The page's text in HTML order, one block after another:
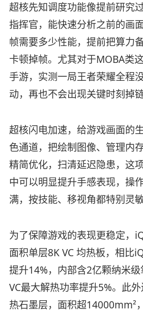
超核先知调度功能像提前研究
指挥官，能快速分析之前的画
帧需要多少性能，提前把算力
卡顿掉帧。尤其对于MOBA类
手游，实测一局王者荣耀全程
动，再也不会出现关键时刻掉
超核闪电加速，给游戏画面的
色通道，把绘制图像、管理内
精简优化，扫清延迟隐患，这
中可以明显提升手感表现，操
满，按技能、移视角都特别灵敏
为了保障游戏的表现更稳定，
面积单层8K VC 均热板，相比
提升14%，内部含2亿颗纳米
VC最大解热功率提升5%。此
热石墨层，面积超14000mm²